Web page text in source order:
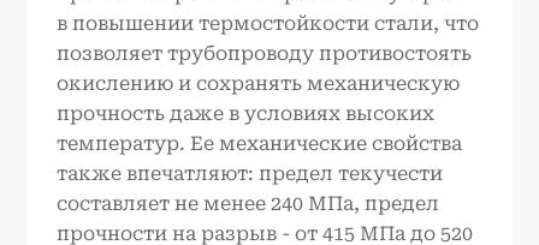
в повышении термостойкости стали, что
позволяет трубопроводу противостоять
окислению и сохранять механическую
прочность даже в условиях высоких
температур. Ее механические свойства
также впечатляют: предел текучести
составляет не менее 240 МПа, предел
прочности на разрыв - от 415 МПа до 520